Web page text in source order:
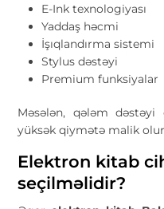
E-Ink texnologiyası
Yaddaş həcmi
İşıqlandırma sistemi
Stylus dəstəyi
Premium funksiyalar
Məsələn, qələm
yüksək qiymətə malik
Elektron kitab
seçilməlidir?